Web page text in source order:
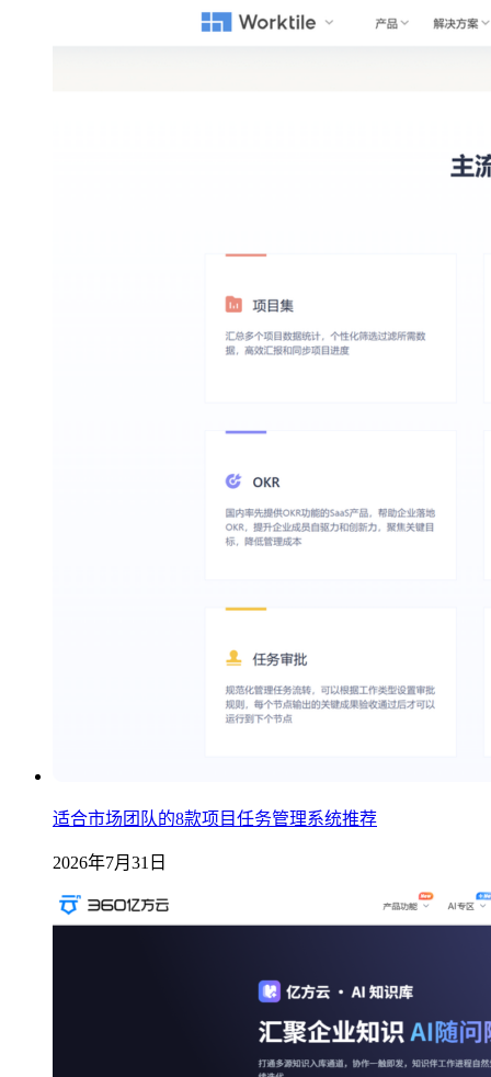
适合市场团队的8款项目任务管理系统推荐
2026年7月31日